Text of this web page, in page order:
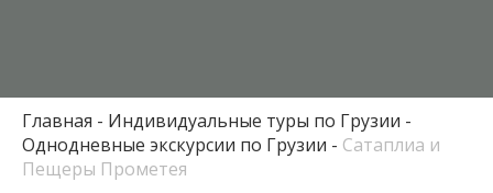
Главная
Индивидуальные туры по Грузии
Однодневные экскурсии по Грузии
Сатаплиа и
Пещеры Прометея